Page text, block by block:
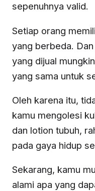
sepenuhnya valid.
Setiap orang
yang berbeda.
yang dijual
yang sama untuk
Oleh karena itu,
kamu mengolesi
dan lotion tubuh,
pada gaya hidup
Sekarang, kamu
alami apa yang